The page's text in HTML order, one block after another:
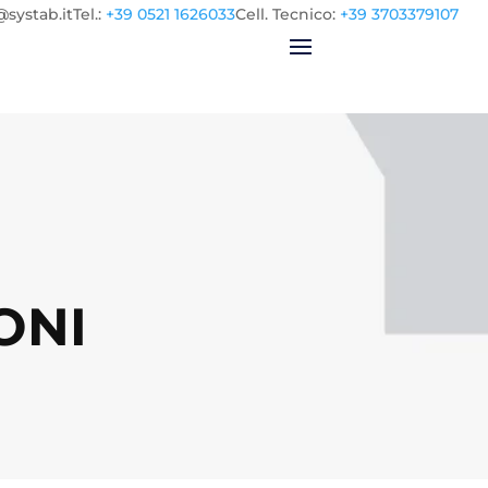
Cell. Tecnico: +39 3703379107
Tel.: +39 0521 1626033